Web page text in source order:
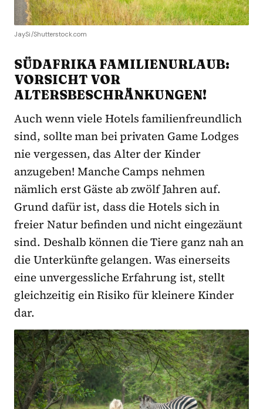
JaySi/Shutterstock.com
SÜDAFRIKA FAMILIENURLAUB:
VORSICHT VOR
ALTERSBESCHRÄNKUNGEN!
Auch wenn viele Hotels familienfreundlich
sind, sollte man bei privaten Game Lodges
nie vergessen, das Alter der Kinder
anzugeben! Manche Camps nehmen
nämlich erst Gäste ab zwölf Jahren auf.
Grund dafür ist, dass die Hotels sich in
freier Natur befinden und nicht eingezäunt
sind. Deshalb können die Tiere ganz nah an
die Unterkünfte gelangen. Was einerseits
eine unvergessliche Erfahrung ist, stellt
gleichzeitig ein Risiko für kleinere Kinder
dar.